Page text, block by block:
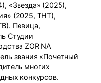
«Звезда» (2025),
(2025, ТНТ),
Певица,
Студии
ZORINA
звания «Почетный
многих
конкурсов.